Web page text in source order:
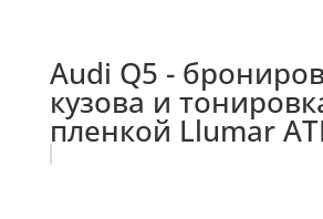
Audi Q5 -
кузова и
пленкой Llumar